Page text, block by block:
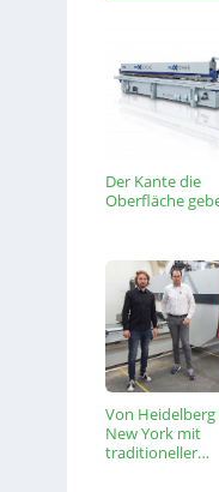
Der Kante die
Oberfläche
Von Heidelberg
New York mit
traditioneller…